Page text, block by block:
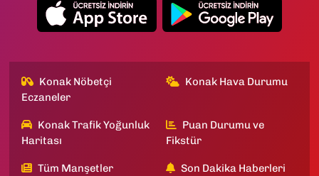
Konak Nöbetçi
Eczaneler
Konak Hava Durumu
Konak Trafik Yoğunluk
Haritası
Puan Durumu ve
Fikstür
Tüm Manşetler Son Dakika Haberleri